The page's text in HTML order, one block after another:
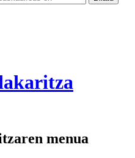
menua